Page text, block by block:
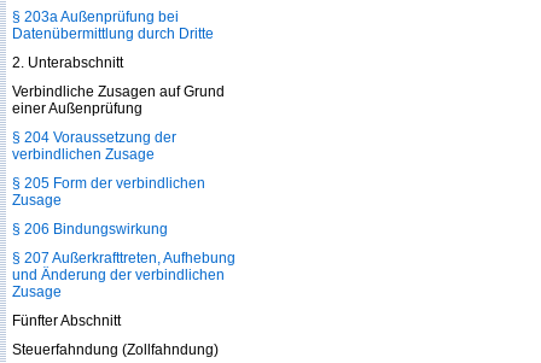
§ 203a Außenprüfung bei
Datenübermittlung durch Dritte
2. Unterabschnitt
Verbindliche Zusagen auf Grund
einer Außenprüfung
§ 204 Voraussetzung der
verbindlichen Zusage
§ 205 Form der verbindlichen
Zusage
§ 206 Bindungswirkung
§ 207 Außerkrafttreten, Aufhebung
und Änderung der verbindlichen
Zusage
Fünfter Abschnitt
Steuerfahndung (Zollfahndung)